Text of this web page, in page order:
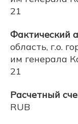
21
Фактический
область, г.о.
им генерала
21
Расчетный
RUB